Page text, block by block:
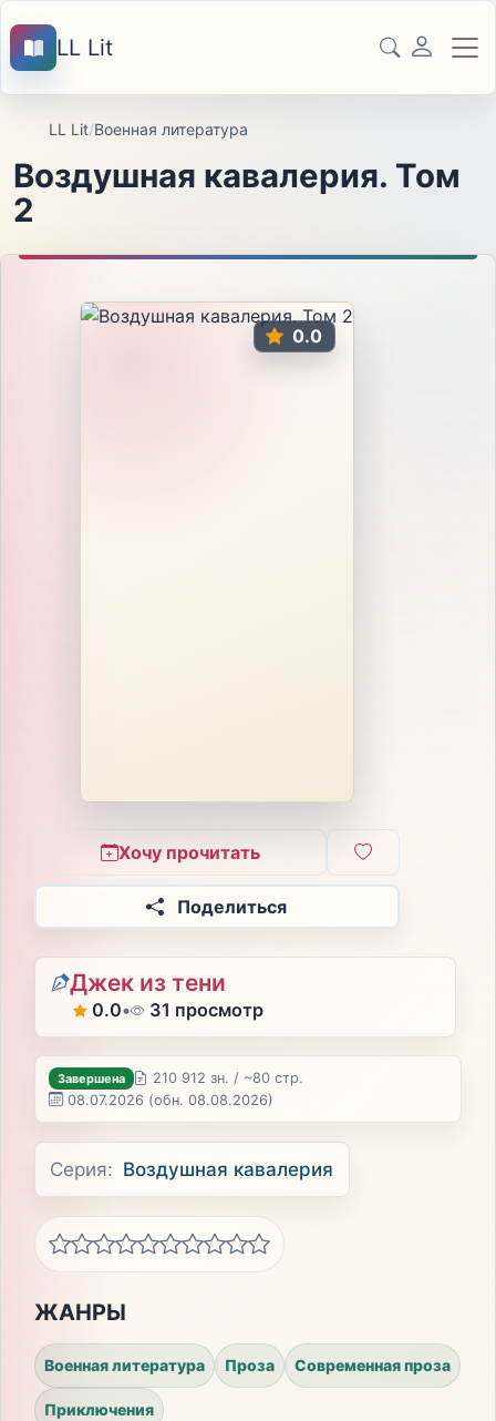
LL Lit
LL Lit/Военная литература
Воздушная кавалерия. Том
2
0.0
Хочу прочитать
Поделиться
Джек из тени
0.0• 31 просмотр
Завершена
210 912 зн. / ~80 стр.
08.07.2026 (обн. 08.08.2026)
Серия: Воздушная кавалерия
ЖАНРЫ
Военная литература Проза Современная проза
Приключения